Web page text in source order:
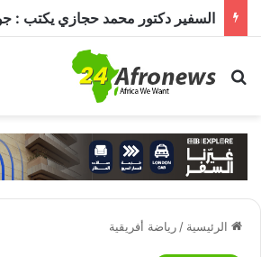
بحث عن
الرئيسية / رياضة أفريقية